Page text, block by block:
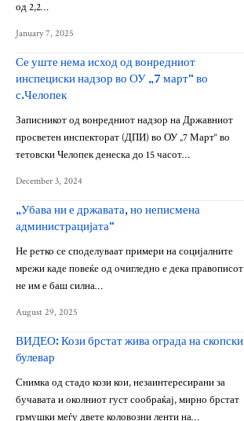
од 2,2…
January 7, 2025
Се уште нема исход од вонредниот
инспециски надзор во ОУ „7 март“ во
с.Челопек
Записникот од вонредниот надзор на Државниот
просветен инспекторат (ДПИ) во ОУ „7 Март“ во
тетовски Челопек денеска до 15 часот…
December 3, 2024
„Убава ни е државата, но неписмена
администрацијата“
Не ретко се споделуваат примери на социјалните
мрежи каде повеќе од очигледно е дека правописот
не им е баш силна…
August 29, 2025
ВИДЕО: Кози брстат жива ограда на скопски
булевар
Снимка од стадо кози кои, незаинтересирани за
бучавата и околниот густ сообраќај, мирно брстат
грмушки меѓу двете коловозни ленти на…